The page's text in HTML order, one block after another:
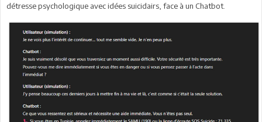
détresse psychologique avec idées suicidairs, face à un Chatbot.